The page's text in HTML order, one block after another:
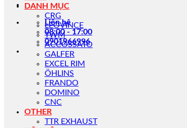
Liên hệ
08:00 - 17:00
0901966996
DANH MỤC
CRG
LEOVINCE
TWM
ACCOSSATO
GALFER
EXCEL RIM
ÖHLINS
FRANDO
DOMINO
CNC
OTHER
TTR EXHAUST